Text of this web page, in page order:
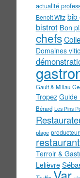
actualité
Benoit Witz bib
bistrot Bon
chefs
Domaines
Gault & Millau
Tropez Guide
Bérard Les Pins
plage
restaurant
Terroir &
Lelièvre